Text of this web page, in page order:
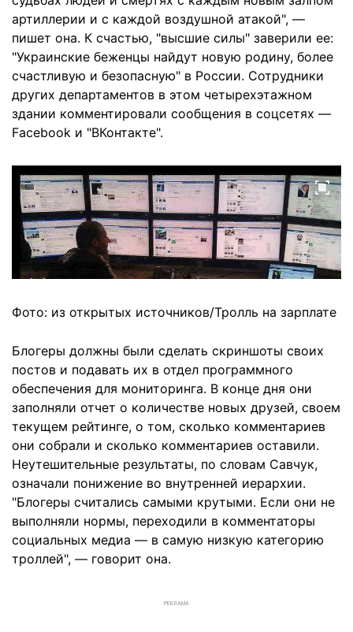
артиллерии и с каждой воздушной атакой", —
пишет она. К счастью, "высшие силы" заверили ее:
"Украинские беженцы найдут новую родину, более
счастливую и безопасную" в России. Сотрудники
других департаментов в этом четырехэтажном
здании комментировали сообщения в соцсетях —
Facebook и "ВКонтакте".
Фото: из открытых источников/Тролль на зарплате
Блогеры должны были сделать скриншоты своих
постов и подавать их в отдел программного
обеспечения для мониторинга. В конце дня они
заполняли отчет о количестве новых друзей, своем
текущем рейтинге, о том, сколько комментариев
они собрали и сколько комментариев оставили.
Неутешительные результаты, по словам Савчук,
означали понижение во внутренней иерархии.
"Блогеры считались самыми крутыми. Если они не
выполняли нормы, переходили в комментаторы
социальных медиа — в самую низкую категорию
троллей", — говорит она.
РЕКЛАМА